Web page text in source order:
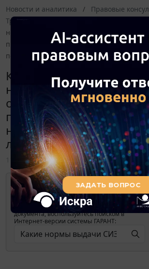
Новости и аналитика
Правовые
Трудовое право
нормы смывающих и обезвреживающих
предусмотрены для несовершеннолетних
подсобных рабочих?
Какие нормы выдачи
нормы смывающих и
обезвреживающих
предусмотрены для
несовершеннолетних
лет) подсобных рабочих?
11 мая 2022
Для просмотра актуального текста
документа и получения полной
информации о вступлении в силу,
изменениях и порядке применения
документа, воспользуйтесь поиском в
Интернет-версии системы ГАРАНТ: